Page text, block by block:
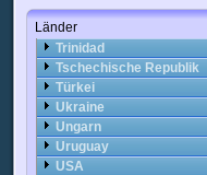
Länder
Taiwan
Thailand
Trinidad
Tschechische Republik
Türkei
Ukraine
Ungarn
Uruguay
USA